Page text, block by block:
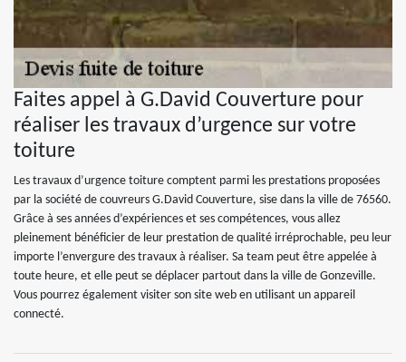
Faites appel à G.David Couverture pour
réaliser les travaux d’urgence sur votre
toiture
Les travaux d’urgence toiture comptent parmi les prestations proposées
par la société de couvreurs G.David Couverture, sise dans la ville de 76560.
Grâce à ses années d’expériences et ses compétences, vous allez
pleinement bénéficier de leur prestation de qualité irréprochable, peu leur
importe l’envergure des travaux à réaliser. Sa team peut être appelée à
toute heure, et elle peut se déplacer partout dans la ville de Gonzeville.
Vous pourrez également visiter son site web en utilisant un appareil
connecté.